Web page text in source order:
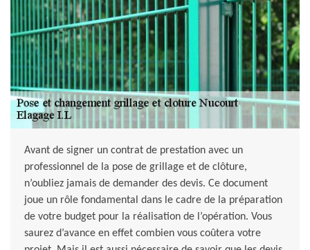
Avant de signer un contrat de prestation avec un
professionnel de la pose de grillage et de clôture,
n’oubliez jamais de demander des devis. Ce document
joue un rôle fondamental dans le cadre de la préparation
de votre budget pour la réalisation de l’opération. Vous
saurez d’avance en effet combien vous coûtera votre